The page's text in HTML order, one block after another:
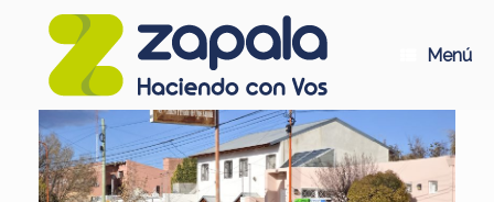
Menú